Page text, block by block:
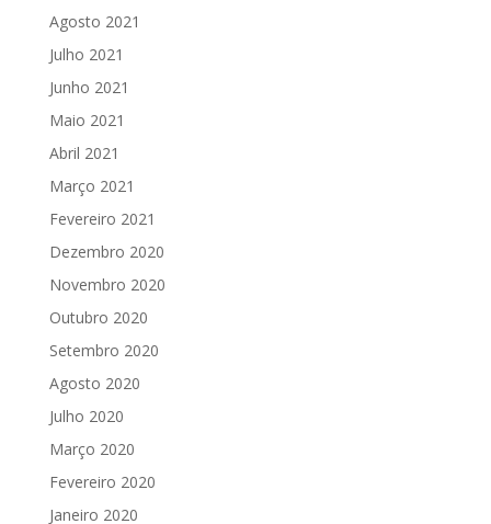
Agosto 2021
Julho 2021
Junho 2021
Maio 2021
Abril 2021
Março 2021
Fevereiro 2021
Dezembro 2020
Novembro 2020
Outubro 2020
Setembro 2020
Agosto 2020
Julho 2020
Março 2020
Fevereiro 2020
Janeiro 2020